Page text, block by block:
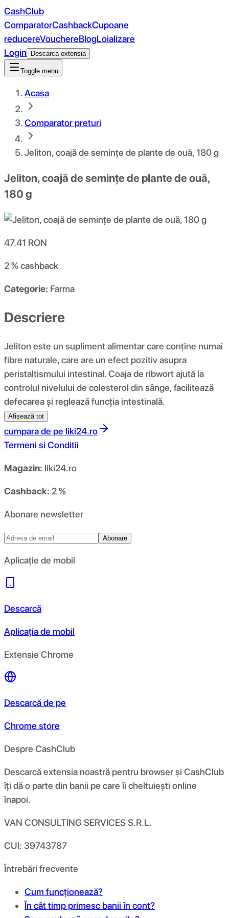
CashClub
ComparatorCashbackCupoane
reducereVouchereBlogLoializare
Login
Descarca extensia
Toggle menu
Acasa
Comparator preturi
Jeliton, coajă de semințe de plante de ouă, 180 g
Jeliton, coajă de semințe de plante de ouă,
180 g
47.41 RON
2 %cashback
Categorie: Farma
Descriere
Jeliton este un supliment alimentar care conține numai
fibre naturale, care are un efect pozitiv asupra
peristaltismului intestinal. Coaja de ribwort ajută la
controlul nivelului de colesterol din sânge, facilitează
defecarea și reglează funcția intestinală.
Afișează tot
cumpara de pe liki24.ro
Termeni si Conditii
Magazin: liki24.ro
Cashback: 2 %
Abonare newsletter
Abonare
Aplicație de mobil
Descarcă
Aplicația de mobil
Extensie Chrome
Descarcă de pe
Chrome store
Despre CashClub
Descarcă extensia noastră pentru browser și CashClub
îți dă o parte din banii pe care îi cheltuiești online
înapoi.
VAN CONSULTING SERVICES S.R.L.
CUI: 39743787
Întrebări frecvente
Cum funcționează?
În cât timp primesc banii în cont?